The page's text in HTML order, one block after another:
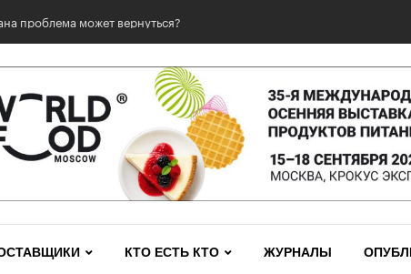
проблема может вернуться?
КТО ЕСТЬ КТО ЖУРНАЛЫ